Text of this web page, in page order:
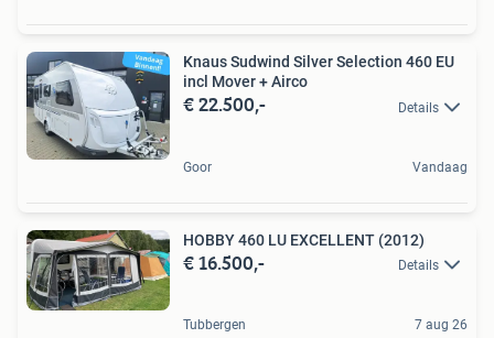
Knaus Sudwind Silver Selection 460 EU
incl Mover + Airco
€ 22.500,- Details
Goor Vandaag
HOBBY 460 LU EXCELLENT (2012)
€ 16.500,- Details
Tubbergen 7 aug 26